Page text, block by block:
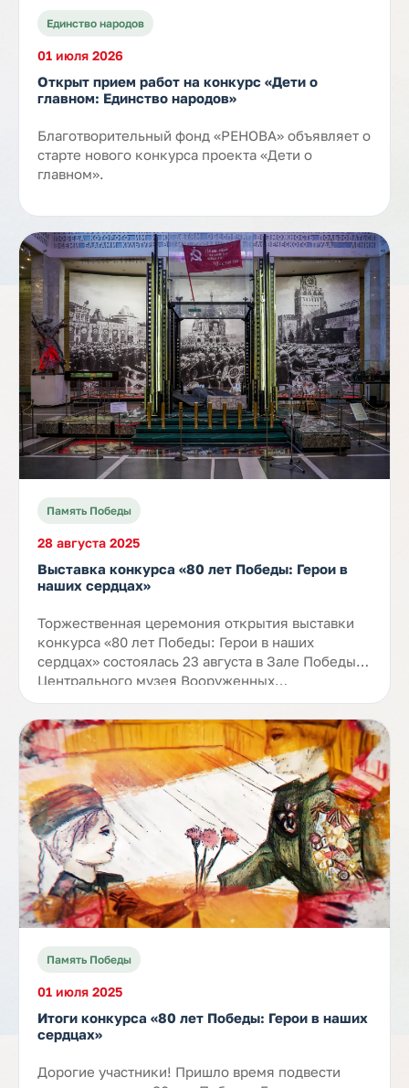
Единство народов
01 июля 2026
Открыт прием работ на конкурс «Дети о
главном: Единство народов»
Благотворительный фонд «РЕНОВА» объявляет о
старте нового конкурса проекта «Дети о
главном».
Память Победы
28 августа 2025
Выставка конкурса «80 лет Победы: Герои в
наших сердцах»
Торжественная церемония открытия выставки
конкурса «80 лет Победы: Герои в наших
сердцах» состоялась 23 августа в Зале Победы
Центрального музея Вооруженных…
Память Победы
01 июля 2025
Итоги конкурса «80 лет Победы: Герои в наших
сердцах»
Дорогие участники! Пришло время подвести